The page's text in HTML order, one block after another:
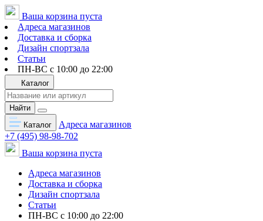
Ваша корзина пуста
Адреса магазинов
Доставка и сборка
Дизайн спортзала
Статьи
ПН-ВС с 10:00 до 22:00
Каталог
Найти
Каталог
Адреса магазинов
+7 (495) 98-98-702
Ваша корзина пуста
Адреса магазинов
Доставка и сборка
Дизайн спортзала
Статьи
ПН-ВС с 10:00 до 22:00